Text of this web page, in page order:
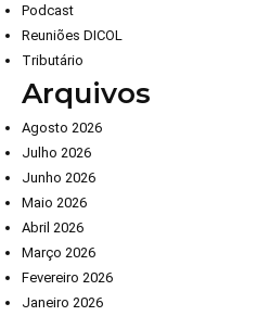
Podcast
Reuniões DICOL
Tributário
Arquivos
Agosto 2026
Julho 2026
Junho 2026
Maio 2026
Abril 2026
Março 2026
Fevereiro 2026
Janeiro 2026